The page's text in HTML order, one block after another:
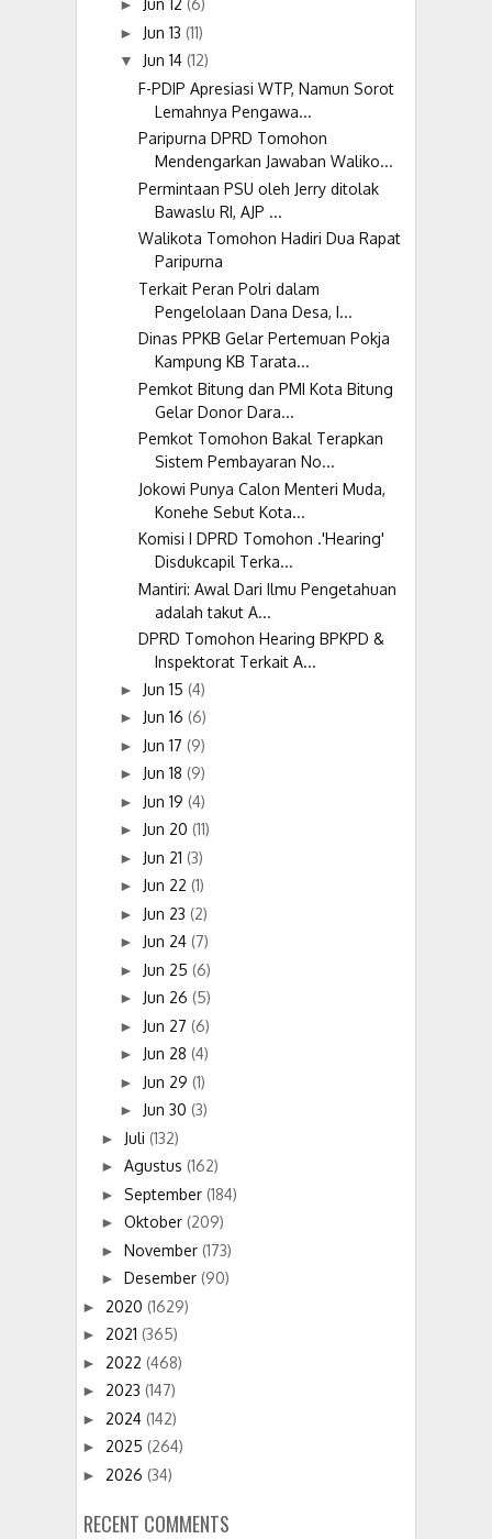
► Jun 12 (6)
► Jun 13 (11)
▼ Jun 14 (12)
F-PDIP Apresiasi WTP, Namun Sorot
Lemahnya Pengawa...
Paripurna DPRD Tomohon
Mendengarkan Jawaban Waliko...
Permintaan PSU oleh Jerry ditolak
Bawaslu RI, AJP ...
Walikota Tomohon Hadiri Dua Rapat
Paripurna
Terkait Peran Polri dalam
Pengelolaan Dana Desa, I...
Dinas PPKB Gelar Pertemuan Pokja
Kampung KB Tarata...
Pemkot Bitung dan PMI Kota Bitung
Gelar Donor Dara...
Pemkot Tomohon Bakal Terapkan
Sistem Pembayaran No...
Jokowi Punya Calon Menteri Muda,
Konehe Sebut Kota...
Komisi I DPRD Tomohon .'Hearing'
Disdukcapil Terka...
Mantiri: Awal Dari Ilmu Pengetahuan
adalah takut A...
DPRD Tomohon Hearing BPKPD &
Inspektorat Terkait A...
► Jun 15 (4)
► Jun 16 (6)
► Jun 17 (9)
► Jun 18 (9)
► Jun 19 (4)
► Jun 20 (11)
► Jun 21 (3)
► Jun 22 (1)
► Jun 23 (2)
► Jun 24 (7)
► Jun 25 (6)
► Jun 26 (5)
► Jun 27 (6)
► Jun 28 (4)
► Jun 29 (1)
► Jun 30 (3)
► Juli (132)
► Agustus (162)
► September (184)
► Oktober (209)
► November (173)
► Desember (90)
► 2020 (1629)
► 2021 (365)
► 2022 (468)
► 2023 (147)
► 2024 (142)
► 2025 (264)
► 2026 (34)
RECENT COMMENTS